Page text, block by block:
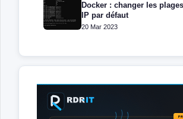
Docker : changer les
IP par défaut
20 Mar 2023